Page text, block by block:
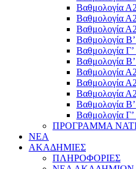
Βαθμολογία
Βαθμολογία
Βαθμολογία
Βαθμολογία
Βαθμολογία
Βαθμολογία
Βαθμολογία
Βαθμολογία
Βαθμολογία
Βαθμολογία
Βαθμολογία
ΠΡΟΓΡΑΜΜΑ
ΝΕΑ
ΑΚΑΔΗΜΙΕΣ
ΠΛΗΡΟΦΟΡΙΕΣ